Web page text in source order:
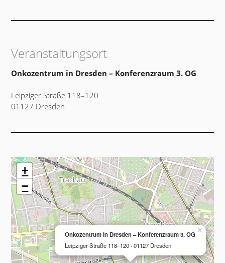
Veranstaltungsort
Onkozentrum in Dresden – Konferenzraum 3. OG
Leipziger Straße 118–120
01127 Dresden
Onkozentrum in Dresden – Konferenzraum 3. OG
Leipziger Straße 118–120 · 01127 Dresden
×
+
−